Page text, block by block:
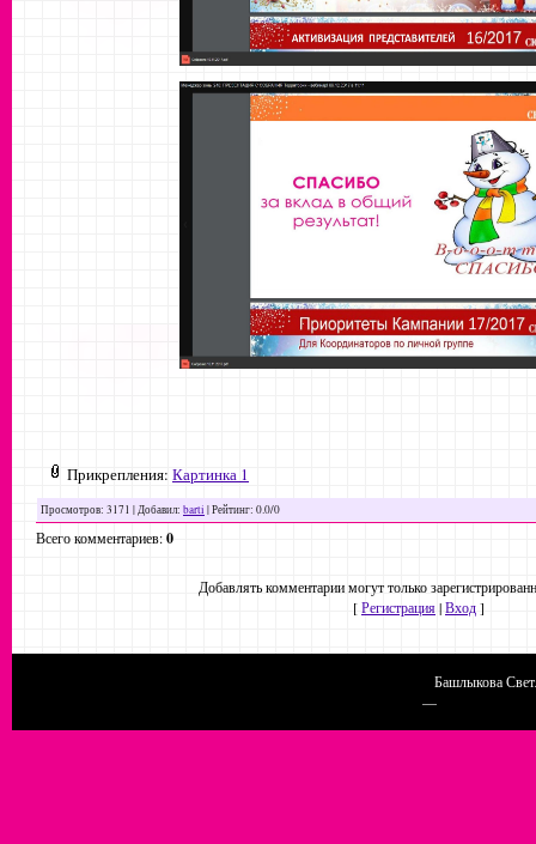
Прикрепления: Картинка 1
Просмотров: 3171 |Добавил: barti |Рейтинг: 0.0/0
Всего комментариев:0
Добавлять комментарии могут только
[Регистрация|Вход]
Башлыкова
—